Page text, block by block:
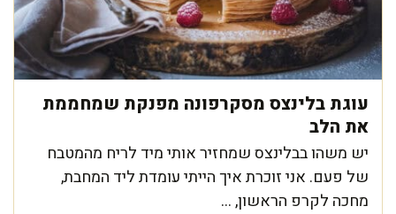
עוגת בלינצס מסקרפונה מפנקת שמחממת
את הלב
יש משהו בבלינצס שמחזיר אותי מיד לריח מהמטבח
של פעם. אני זוכרת איך הייתי עומדת ליד המחבת,
מחכה לקרפ הראשון, ...